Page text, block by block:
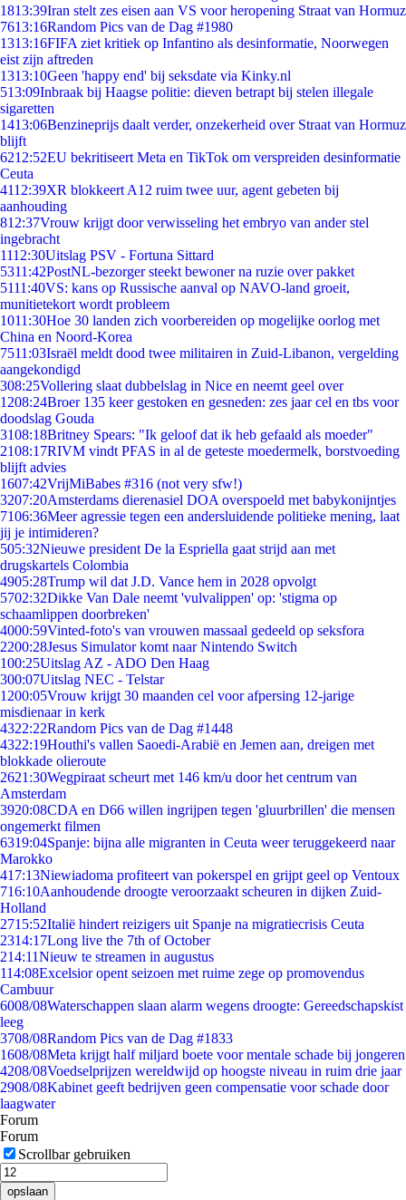
1813:39Iran stelt zes eisen aan VS voor heropening Straat van Hormuz
7613:16Random Pics van de Dag #1980
1313:16FIFA ziet kritiek op Infantino als desinformatie, Noorwegen
eist zijn aftreden
1313:10Geen 'happy end' bij seksdate via Kinky.nl
513:09Inbraak bij Haagse politie: dieven betrapt bij stelen illegale
sigaretten
1413:06Benzineprijs daalt verder, onzekerheid over Straat van Hormuz
blijft
6212:52EU bekritiseert Meta en TikTok om verspreiden desinformatie
Ceuta
4112:39XR blokkeert A12 ruim twee uur, agent gebeten bij
aanhouding
812:37Vrouw krijgt door verwisseling het embryo van ander stel
ingebracht
1112:30Uitslag PSV - Fortuna Sittard
5311:42PostNL-bezorger steekt bewoner na ruzie over pakket
5111:40VS: kans op Russische aanval op NAVO-land groeit,
munitietekort wordt probleem
1011:30Hoe 30 landen zich voorbereiden op mogelijke oorlog met
China en Noord-Korea
7511:03Israël meldt dood twee militairen in Zuid-Libanon, vergelding
aangekondigd
308:25Vollering slaat dubbelslag in Nice en neemt geel over
1208:24Broer 135 keer gestoken en gesneden: zes jaar cel en tbs voor
doodslag Gouda
3108:18Britney Spears: "Ik geloof dat ik heb gefaald als moeder"
2108:17RIVM vindt PFAS in al de geteste moedermelk, borstvoeding
blijft advies
1607:42VrijMiBabes #316 (not very sfw!)
3207:20Amsterdams dierenasiel DOA overspoeld met babykonijntjes
7106:36Meer agressie tegen een andersluidende politieke mening, laat
jij je intimideren?
505:32Nieuwe president De la Espriella gaat strijd aan met
drugskartels Colombia
4905:28Trump wil dat J.D. Vance hem in 2028 opvolgt
5702:32Dikke Van Dale neemt 'vulvalippen' op: 'stigma op
schaamlippen doorbreken'
4000:59Vinted-foto's van vrouwen massaal gedeeld op seksfora
2200:28Jesus Simulator komt naar Nintendo Switch
100:25Uitslag AZ - ADO Den Haag
300:07Uitslag NEC - Telstar
1200:05Vrouw krijgt 30 maanden cel voor afpersing 12-jarige
misdienaar in kerk
4322:22Random Pics van de Dag #1448
4322:19Houthi's vallen Saoedi-Arabië en Jemen aan, dreigen met
blokkade olieroute
2621:30Wegpiraat scheurt met 146 km/u door het centrum van
Amsterdam
3920:08CDA en D66 willen ingrijpen tegen 'gluurbrillen' die mensen
ongemerkt filmen
6319:04Spanje: bijna alle migranten in Ceuta weer teruggekeerd naar
Marokko
417:13Niewiadoma profiteert van pokerspel en grijpt geel op Ventoux
716:10Aanhoudende droogte veroorzaakt scheuren in dijken Zuid-
Holland
2715:52Italië hindert reizigers uit Spanje na migratiecrisis Ceuta
2314:17Long live the 7th of October
214:11Nieuw te streamen in augustus
114:08Excelsior opent seizoen met ruime zege op promovendus
Cambuur
6008/08Waterschappen slaan alarm wegens droogte: Gereedschapskist
leeg
3708/08Random Pics van de Dag #1833
1608/08Meta krijgt half miljard boete voor mentale schade bij jongeren
4208/08Voedselprijzen wereldwijd op hoogste niveau in ruim drie jaar
2908/08Kabinet geeft bedrijven geen compensatie voor schade door
laagwater
Forum
Forum
Scrollbar gebruiken
opslaan